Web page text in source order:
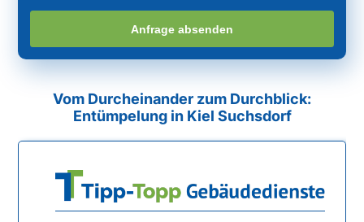
Anfrage absenden
Vom Durcheinander zum Durchblick:
Entümpelung in Kiel Suchsdorf